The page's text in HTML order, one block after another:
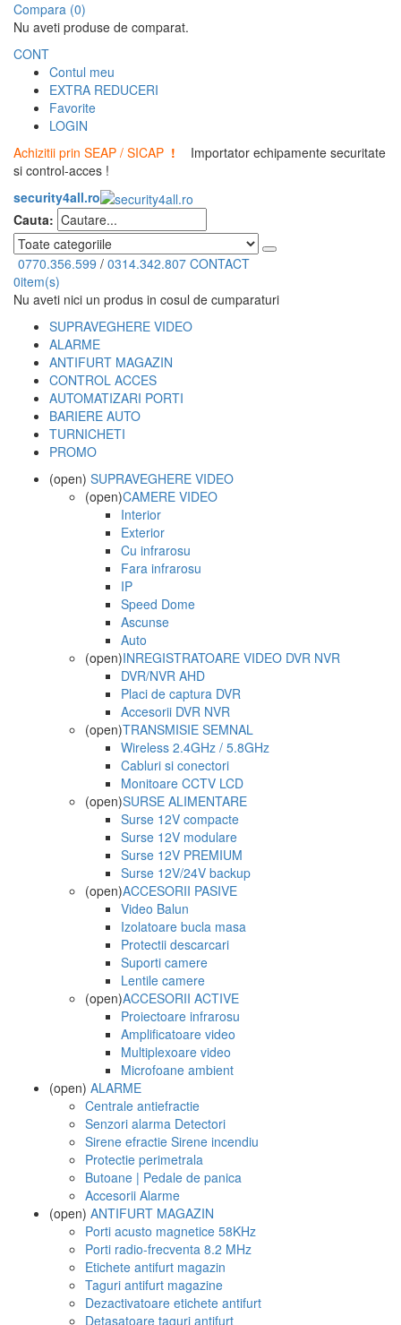
Compara (0)
Nu aveti produse de comparat.
CONT
Contul meu
EXTRA REDUCERI
Favorite
LOGIN
Achizitii prin SEAP / SICAP !
Importator echipamente securitate
si control-acces !
security4all.ro
Cauta:
0770.356.599 / 0314.342.807 CONTACT
0item(s)
Nu aveti nici un produs in cosul de cumparaturi
SUPRAVEGHERE VIDEO
ALARME
ANTIFURT MAGAZIN
CONTROL ACCES
AUTOMATIZARI PORTI
BARIERE AUTO
TURNICHETI
PROMO
(open) SUPRAVEGHERE VIDEO
(open)CAMERE VIDEO
Interior
Exterior
Cu infrarosu
Fara infrarosu
IP
Speed Dome
Ascunse
Auto
(open)INREGISTRATOARE VIDEO DVR NVR
DVR/NVR AHD
Placi de captura DVR
Accesorii DVR NVR
(open)TRANSMISIE SEMNAL
Wireless 2.4GHz / 5.8GHz
Cabluri si conectori
Monitoare CCTV LCD
(open)SURSE ALIMENTARE
Surse 12V compacte
Surse 12V modulare
Surse 12V PREMIUM
Surse 12V/24V backup
(open)ACCESORII PASIVE
Video Balun
Izolatoare bucla masa
Protectii descarcari
Suporti camere
Lentile camere
(open)ACCESORII ACTIVE
Proiectoare infrarosu
Amplificatoare video
Multiplexoare video
Microfoane ambient
(open) ALARME
Centrale antiefractie
Senzori alarma Detectori
Sirene efractie Sirene incendiu
Protectie perimetrala
Butoane | Pedale de panica
Accesorii Alarme
(open) ANTIFURT MAGAZIN
Porti acusto magnetice 58KHz
Porti radio-frecventa 8.2 MHz
Etichete antifurt magazin
Taguri antifurt magazine
Dezactivatoare etichete antifurt
Detasatoare taguri antifurt